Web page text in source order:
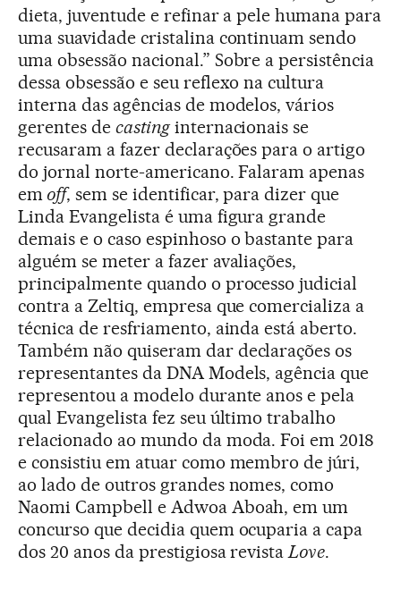
dieta, juventude e refinar a pele humana para
uma suavidade cristalina continuam sendo
uma obsessão nacional.” Sobre a persistência
dessa obsessão e seu reflexo na cultura
interna das agências de modelos, vários
gerentes de castinginternacionais se
recusaram a fazer declarações para o artigo
do jornal norte-americano. Falaram apenas
emoff, sem se identificar, para dizer que
Linda Evangelista é uma figura grande
demais e o caso espinhoso o bastante para
alguém se meter a fazer avaliações,
principalmente quando o processo judicial
contra a Zeltiq, empresa que comercializa a
técnica de resfriamento, ainda está aberto.
Também não quiseram dar declarações os
representantes da DNA Models, agência que
representou a modelo durante anos e pela
qual Evangelista fez seu último trabalho
relacionado ao mundo da moda. Foi em 2018
e consistiu em atuar como membro de júri,
ao lado de outros grandes nomes, como
Naomi Campbell e Adwoa Aboah, em um
concurso que decidia quem ocuparia a capa
dos 20 anos da prestigiosa revistaLove.